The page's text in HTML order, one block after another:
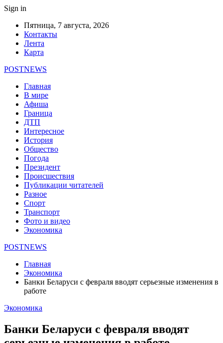
Sign in
Пятница, 7 августа, 2026
Контакты
Лента
Карта
POSTNEWS
Главная
В мире
Афиша
Граница
ДТП
Интересное
История
Общество
Погода
Президент
Происшествия
Публикации читателей
Разное
Спорт
Транспорт
Фото и видео
Экономика
POSTNEWS
Главная
Экономика
Банки Беларуси с февраля вводят серьезные изменения в
работе
Экономика
Банки Беларуси с февраля вводят